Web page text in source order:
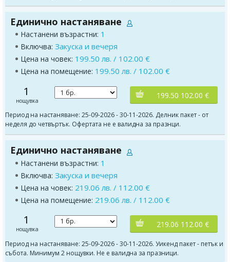
Единично настаняване
Настанени възрастни: 1
Включва: Закуска и вечеря
Цена на човек: 199.50 лв. / 102.00 €
Цена на помещение: 199.50 лв. / 102.00 €
1
нощувка
199.50 102.00 €
Период на настаняване: 25-09-2026 - 30-11-2026. Делник пакет - от
неделя до четвъртък. Офертата не е валидна за празнци.
Единично настаняване
Настанени възрастни: 1
Включва: Закуска и вечеря
Цена на човек: 219.06 лв. / 112.00 €
Цена на помещение: 219.06 лв. / 112.00 €
1
нощувка
219.06 112.00 €
Период на настаняване: 25-09-2026 - 30-11-2026. Уикенд пакет - петък и
събота. Минимум 2 нощувки. Не е валидна за празници.